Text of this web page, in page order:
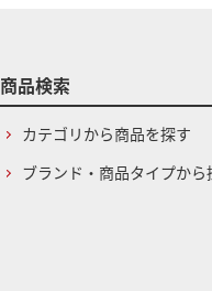
商品検索
カテゴリから商品を探す
ブランド・商品タイプから